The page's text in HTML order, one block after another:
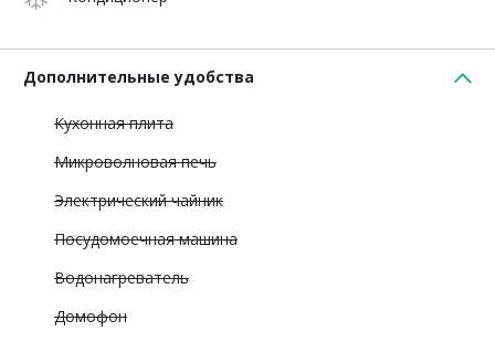
Дополнительные удобства
Кухонная плита
Микроволновая печь
Электрический чайник
Посудомоечная машина
Водонагреватель
Домофон